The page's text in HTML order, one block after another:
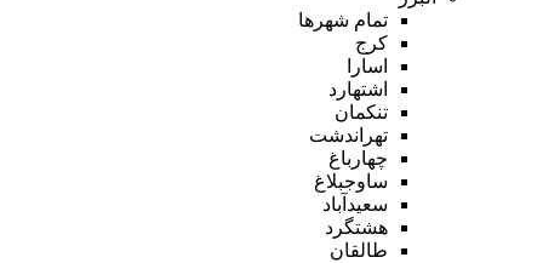
تمام شهر‌ها
کرج
اسارا
اشتهارد
تنکمان
تهراندشت
چهارباغ
ساوجبلاغ
سعیدآباد
هشتگرد
طالقان